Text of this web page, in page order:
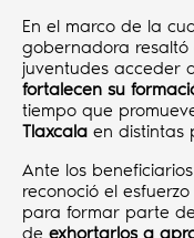
En el marco de la
gobernadora
juventudes acceder
fortalecen su
tiempo que
Tlaxcala en distintas
Ante los
reconoció el
para formar parte
de exhortarlos a